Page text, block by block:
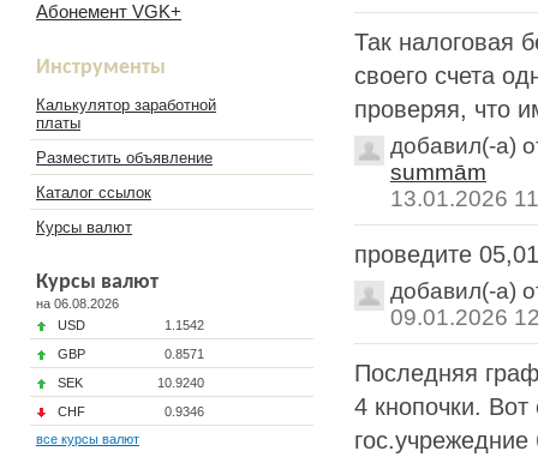
Абонемент VGK+
Инструменты
Калькулятор заработной
платы
Разместить объявление
Каталог ссылок
Курсы валют
Курсы валют
на 06.08.2026
USD
1.1542
GBP
0.8571
SEK
10.9240
CHF
0.9346
все курсы валют
Так налоговая
своего счета
проверяя, что
добавил(-а)
summām
13.01.2026
проведите
добавил(-а)
09.01.2026
Последняя
4 кнопочки.
гос.учрежедние